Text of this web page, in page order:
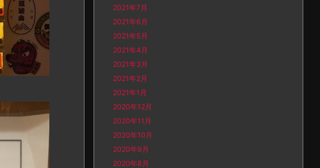
2021年7月
2021年6月
2021年5月
2021年4月
2021年3月
2021年2月
2021年1月
2020年12月
2020年11月
2020年10月
2020年9月
2020年8月